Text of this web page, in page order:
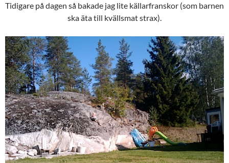
Tidigare på dagen så bakade jag lite källarfranskor (som barnen
ska äta till kvällsmat strax).